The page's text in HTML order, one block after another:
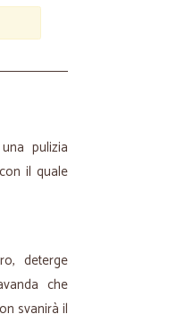
pulizia
il quale
deterge
che
svanirà il